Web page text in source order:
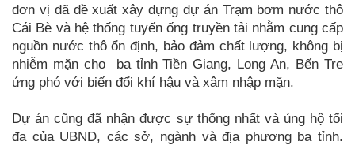
đơn vị đã đề xuất xây dựng dự án Trạm bơm nước thô
Cái Bè và hệ thống tuyến ống truyền tải nhằm cung cấp
nguồn nước thô ổn định, bảo đảm chất lượng, không bị
nhiễm mặn cho ba tỉnh Tiền Giang, Long An, Bến Tre
ứng phó với biến đổi khí hậu và xâm nhập mặn.
Dự án cũng đã nhận được sự thống nhất và ủng hộ tối
đa của UBND, các sở, ngành và địa phương ba tỉnh.